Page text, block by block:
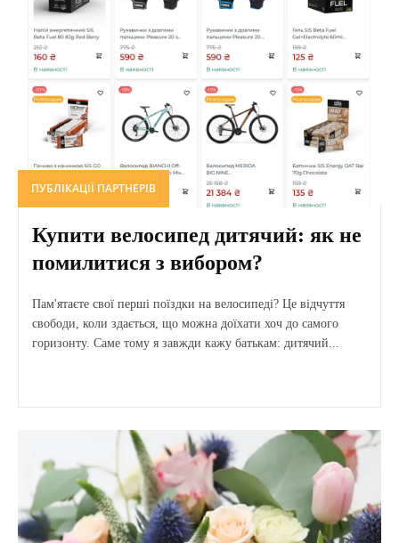
ПУБЛІКАЦІЇ ПАРТНЕРІВ
Купити велосипед дитячий: як не
помилитися з вибором?
Пам'ятаєте свої перші поїздки на велосипеді? Це відчуття
свободи, коли здається, що можна доїхати хоч до самого
горизонту. Саме тому я завжди кажу батькам: дитячий...